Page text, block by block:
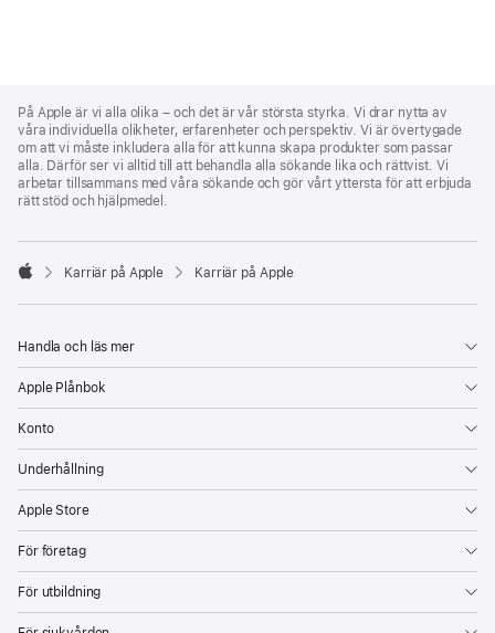
Footer
På Apple är vi alla olika – och det är vår största styrka. Vi drar nytta av
våra individuella olikheter, erfarenheter och perspektiv. Vi är övertygade
om att vi måste inkludera alla för att kunna skapa produkter som passar
alla. Därför ser vi alltid till att behandla alla sökande lika och rättvist. Vi
arbetar tillsammans med våra sökande och gör vårt yttersta för att erbjuda
rätt stöd och hjälpmedel.

Karriär på Apple Karriär på Apple
Handla och läs mer
Apple Plånbok
Konto
Underhållning
Apple Store
För företag
För utbildning